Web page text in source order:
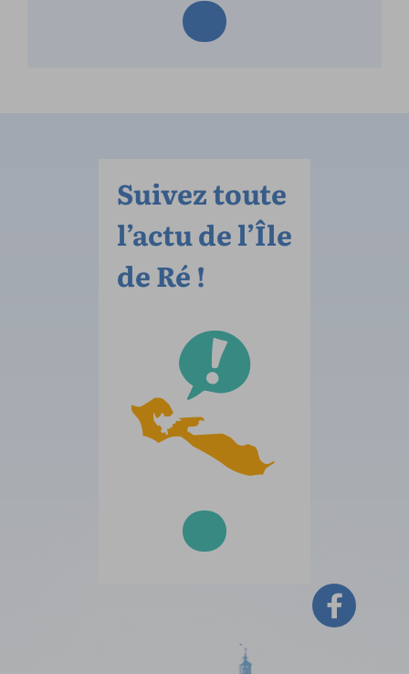
Suivez toute
l’actu de l’Île
de Ré !